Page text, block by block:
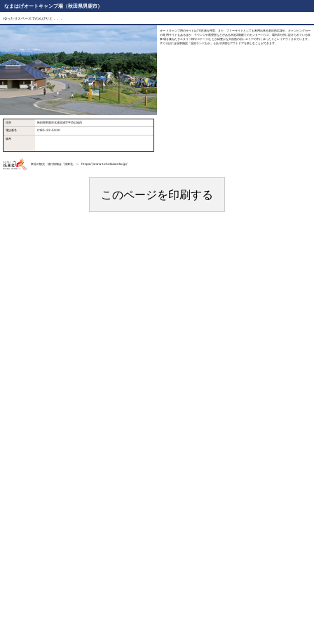
なまはげオートキャンプ場（秋田県男鹿市）
ゆったりスペースでのんびりと．．．
オートキャンプ用のサイトは70区画を用意。また、フリーサイトとしても利用出来る多目的広場や、キャンピングカー
の専用サイトもあるほか、ラウンジや展望室などがある木造2階建てのセンターハウス、場内3カ所に設けられている炊
事場を兼ねたサニタリー棟やコテージなどが緑豊かな大自然の広いエリアの中にゆったりとレイアウトされています。
すぐそばには温泉施設「温浴ランドおが」もあり快適なアウトドアを楽しむことができます。
住所 秋田県男鹿市北浦北浦字平岱山地内
電話番号 0185-22-5030
備考
東北の観光・旅行情報は「旅東北」へ https://www.tohokukanko.jp/
このページを印刷する